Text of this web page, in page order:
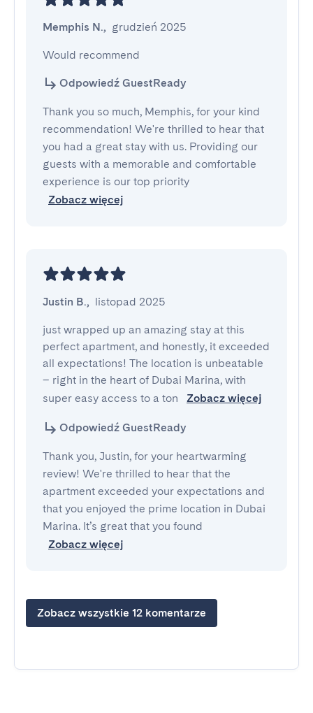
Memphis N., grudzień 2025
Would recommend
Odpowiedź GuestReady
Thank you so much, Memphis, for your kind
recommendation! We're thrilled to hear that
you had a great stay with us. Providing our
guests with a memorable and comfortable
experience is our top priority
Zobacz więcej
Justin B., listopad 2025
just wrapped up an amazing stay at this
perfect apartment, and honestly, it exceeded
all expectations! The location is unbeatable
– right in the heart of Dubai Marina, with
super easy access to a ton
Zobacz więcej
Odpowiedź GuestReady
Thank you, Justin, for your heartwarming
review! We're thrilled to hear that the
apartment exceeded your expectations and
that you enjoyed the prime location in Dubai
Marina. It’s great that you found
Zobacz więcej
Zobacz wszystkie 12 komentarze